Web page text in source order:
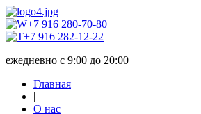
+7 916 280-70-80
+7 916 282-12-22
ежедневно с 9:00 до 20:00
Главная
|
О нас